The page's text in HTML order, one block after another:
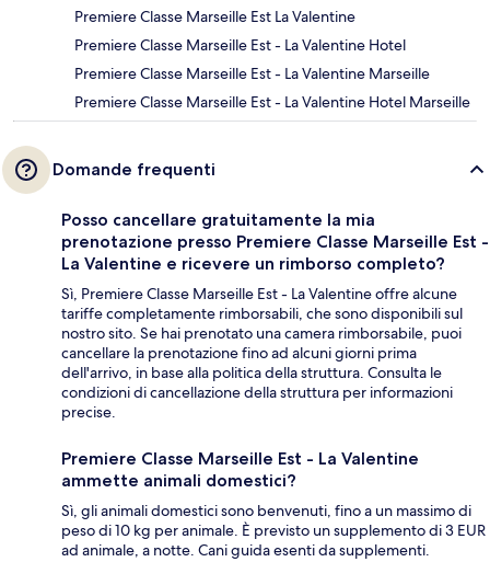
Premiere Classe Marseille Est La Valentine
Premiere Classe Marseille Est - La Valentine Hotel
Premiere Classe Marseille Est - La Valentine Marseille
Premiere Classe Marseille Est - La Valentine Hotel Marseille
Domande frequenti
Posso cancellare gratuitamente la mia
prenotazione presso Premiere Classe Marseille Est -
La Valentine e ricevere un rimborso completo?
Sì, Premiere Classe Marseille Est - La Valentine offre alcune
tariffe completamente rimborsabili, che sono disponibili sul
nostro sito. Se hai prenotato una camera rimborsabile, puoi
cancellare la prenotazione fino ad alcuni giorni prima
dell'arrivo, in base alla politica della struttura. Consulta le
condizioni di cancellazione della struttura per informazioni
precise.
Premiere Classe Marseille Est - La Valentine
ammette animali domestici?
Sì, gli animali domestici sono benvenuti, fino a un massimo di
peso di 10 kg per animale. È previsto un supplemento di 3 EUR
ad animale, a notte. Cani guida esenti da supplementi.